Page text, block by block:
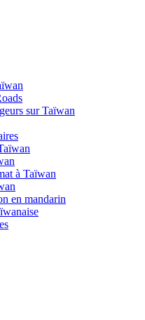
sur Taïwan
à Taïwan
en mandarin